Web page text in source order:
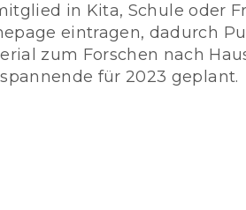
in Kita, Schule oder
eintragen, dadurch
zum Forschen nach
für 2023 geplant.